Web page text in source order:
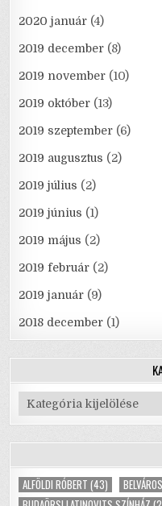
2020 január (4)
2019 december (8)
2019 november (10)
2019 október (13)
2019 szeptember (6)
2019 augusztus (2)
2019 július (2)
2019 június (1)
2019 május (2)
2019 február (2)
2019 január (9)
2018 december (1)
Kategóriák
ALFÖLDI RÓBERT (43)